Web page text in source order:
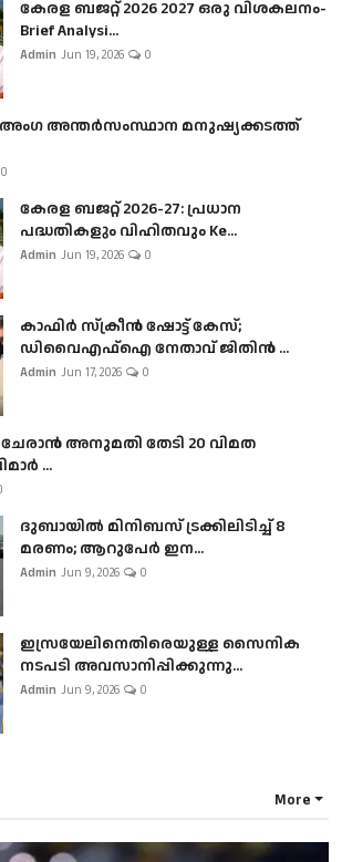
കേരള ബജറ്റ് 2026 2027 ഒരു വിശകലനം-
Brief Analysi...
Admin Jun 19, 2026 0
അംഗ അന്തർസംസ്ഥാന മനുഷ്യക്കടത്ത്
0
കേരള ബജറ്റ് 2026-27: പ്രധാന
പദ്ധതികളും വിഹിതവും Ke...
Admin Jun 19, 2026 0
കാഫിർ സ്‌ക്രീൻ ഷോട്ട് കേസ്;
ഡിവൈഎഫ്ഐ നേതാവ് ജിതിൻ ...
Admin Jun 17, 2026 0
അനുമതി തേടി 20 വിമത
...
ദുബായിൽ മിനിബസ്​ ട്രക്കിലിടിച്ച് 8
മരണം; ആറുപേർ ഇന...
Admin Jun 9, 2026 0
ഇസ്രയേലിനെതിരെയുള്ള സൈനിക
നടപടി അവസാനിപ്പിക്കുന്നു...
Admin Jun 9, 2026 0
More